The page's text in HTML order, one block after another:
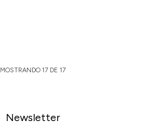
MOSTRANDO 17 DE 17
Newsletter